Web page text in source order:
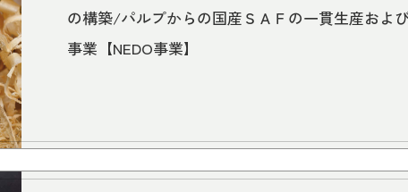
の構築/パルプからの国産ＳＡＦの一貫生産およ
事業【NEDO事業】